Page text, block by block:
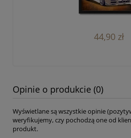
44,90 zł
Opinie o produkcie (0)
Wyświetlane są wszystkie opinie
weryfikujemy, czy pochodzą one od
produkt.